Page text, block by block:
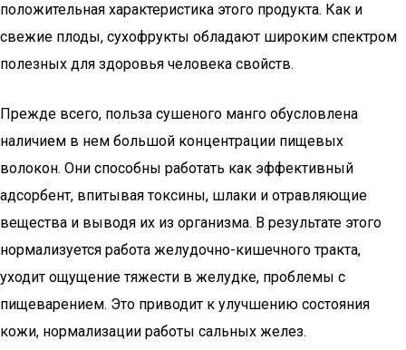
положительная характеристика этого продукта. Как и
свежие плоды, сухофрукты обладают широким спектром
полезных для здоровья человека свойств.
Прежде всего, польза сушеного манго обусловлена
наличием в нем большой концентрации пищевых
волокон. Они способны работать как эффективный
адсорбент, впитывая токсины, шлаки и отравляющие
вещества и выводя их из организма. В результате этого
нормализуется работа желудочно-кишечного тракта,
уходит ощущение тяжести в желудке, проблемы с
пищеварением. Это приводит к улучшению состояния
кожи, нормализации работы сальных желез.